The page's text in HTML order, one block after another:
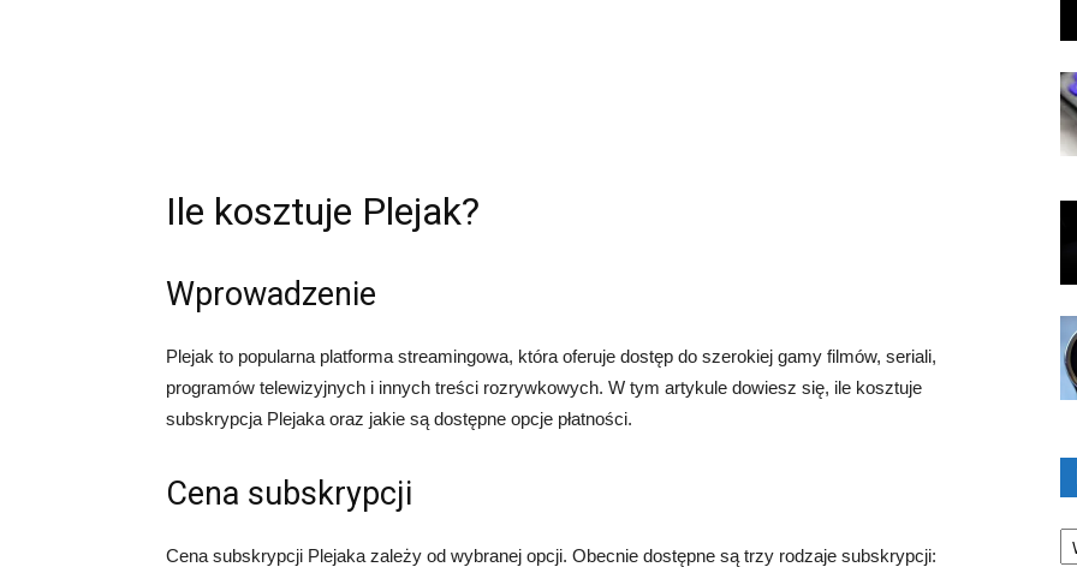
Ile kosztuje Plejak?
Wprowadzenie
Plejak to popularna platforma streamingowa, która oferuje dostęp do szerokiej gamy filmów, seriali,
programów telewizyjnych i innych treści rozrywkowych. W tym artykule dowiesz się, ile kosztuje
subskrypcja Plejaka oraz jakie są dostępne opcje płatności.
Cena subskrypcji
Cena subskrypcji Plejaka zależy od wybranej opcji. Obecnie dostępne są trzy rodzaje subskrypcji: